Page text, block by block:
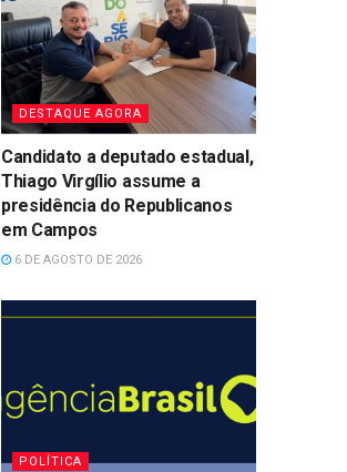
DESTAQUE AGORA
Candidato a deputado estadual,
Thiago Virgílio assume a
presidência do Republicanos
em Campos
6 DE AGOSTO DE 2026
POLÍTICA